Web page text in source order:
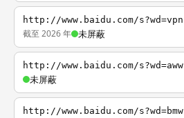
http://www.baidu.com/s?wd=vpn
截至 2026 年 未屏蔽
http://www.baidu.com/s?wd=aww
未屏蔽
http://www.baidu.com/s?wd=bmw